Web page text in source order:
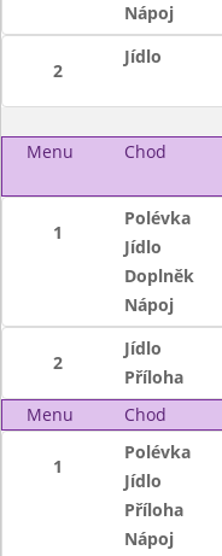
Nápoj
2
Jídlo
Menu Chod
1
Polévka
Jídlo
Doplněk
Nápoj
2
Jídlo
Příloha
Menu
Chod
1
Polévka
Jídlo
Příloha
Nápoj